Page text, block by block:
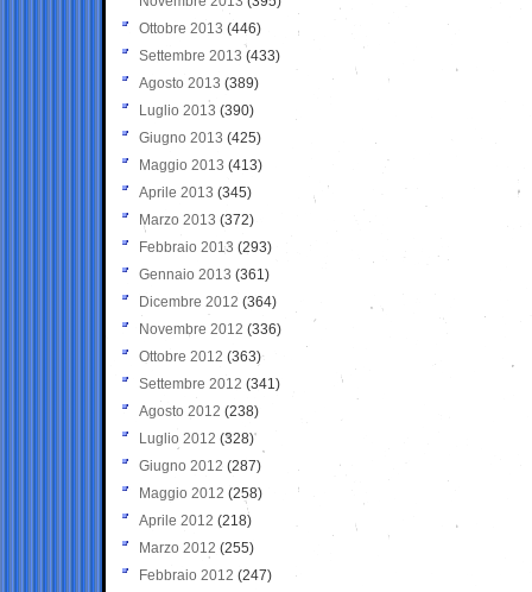
Ottobre 2013 (446)
Settembre 2013 (433)
Agosto 2013 (389)
Luglio 2013 (390)
Giugno 2013 (425)
Maggio 2013 (413)
Aprile 2013 (345)
Marzo 2013 (372)
Febbraio 2013 (293)
Gennaio 2013 (361)
Dicembre 2012 (364)
Novembre 2012 (336)
Ottobre 2012 (363)
Settembre 2012 (341)
Agosto 2012 (238)
Luglio 2012 (328)
Giugno 2012 (287)
Maggio 2012 (258)
Aprile 2012 (218)
Marzo 2012 (255)
Febbraio 2012 (247)